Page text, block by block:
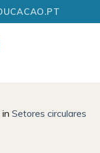
in Setores circulares